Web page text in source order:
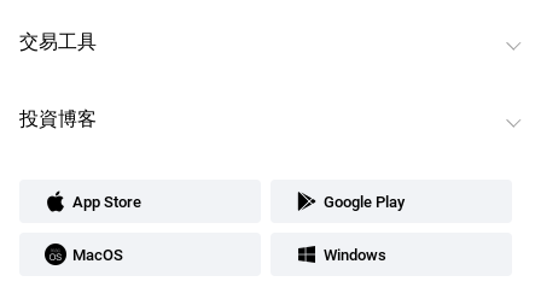
交易工具
投資博客
App Store Google Play
MacOS Windows